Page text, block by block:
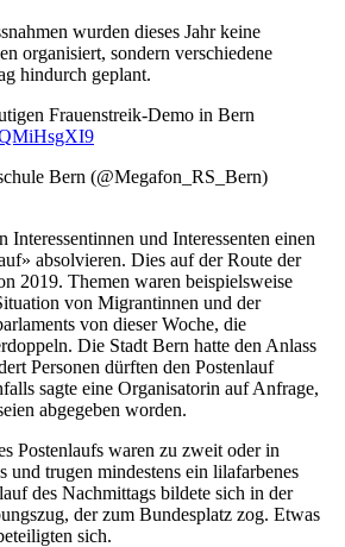
wurden dieses Jahr keine
organisiert, sondern verschiedene
hindurch geplant.
Frauenstreik-Demo in Bern
Bern (@Megafon_RS_Bern)
Interessentinnen und Interessenten einen
absolvieren. Dies auf der Route der
2019. Themen waren beispielsweise
von Migrantinnen und der
von dieser Woche, die
Die Stadt Bern hatte den Anlass
Personen dürften den Postenlauf
sagte eine Organisatorin auf Anfrage,
abgegeben worden.
Postenlaufs waren zu zweit oder in
und trugen mindestens ein lilafarbenes
des Nachmittags bildete sich in der
der zum Bundesplatz zog. Etwas
sich.